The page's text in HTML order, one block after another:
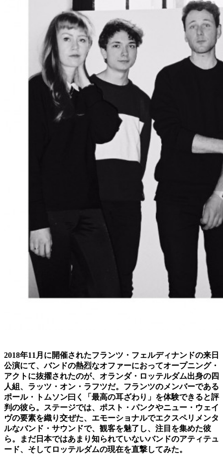
2018年11月に開催されたフランツ・フェルディナンドの来日
公演にて、バンドの熱烈なオファーにおってオープニング・
アクトに抜擢されたのが、オランダ・ロッテルダム出身の四
人組、ラッツ・オン・ラフツだ。フランツのメンバーである
ポール・トムソン曰く「最高の耳ざわり」を体験できると評
判の彼ら。ステージでは、ポスト・パンクやニュー・ウェイ
ヴの要素を織り交ぜた、エモーショナルでエクスペリメンタ
ルなバンド・サウンドで、観客を魅了し、注目を集めた彼
ら。まだ日本ではあまり知られていないバンドのアティテュ
ード、そしてロッテルダムの現在を直撃してみた。